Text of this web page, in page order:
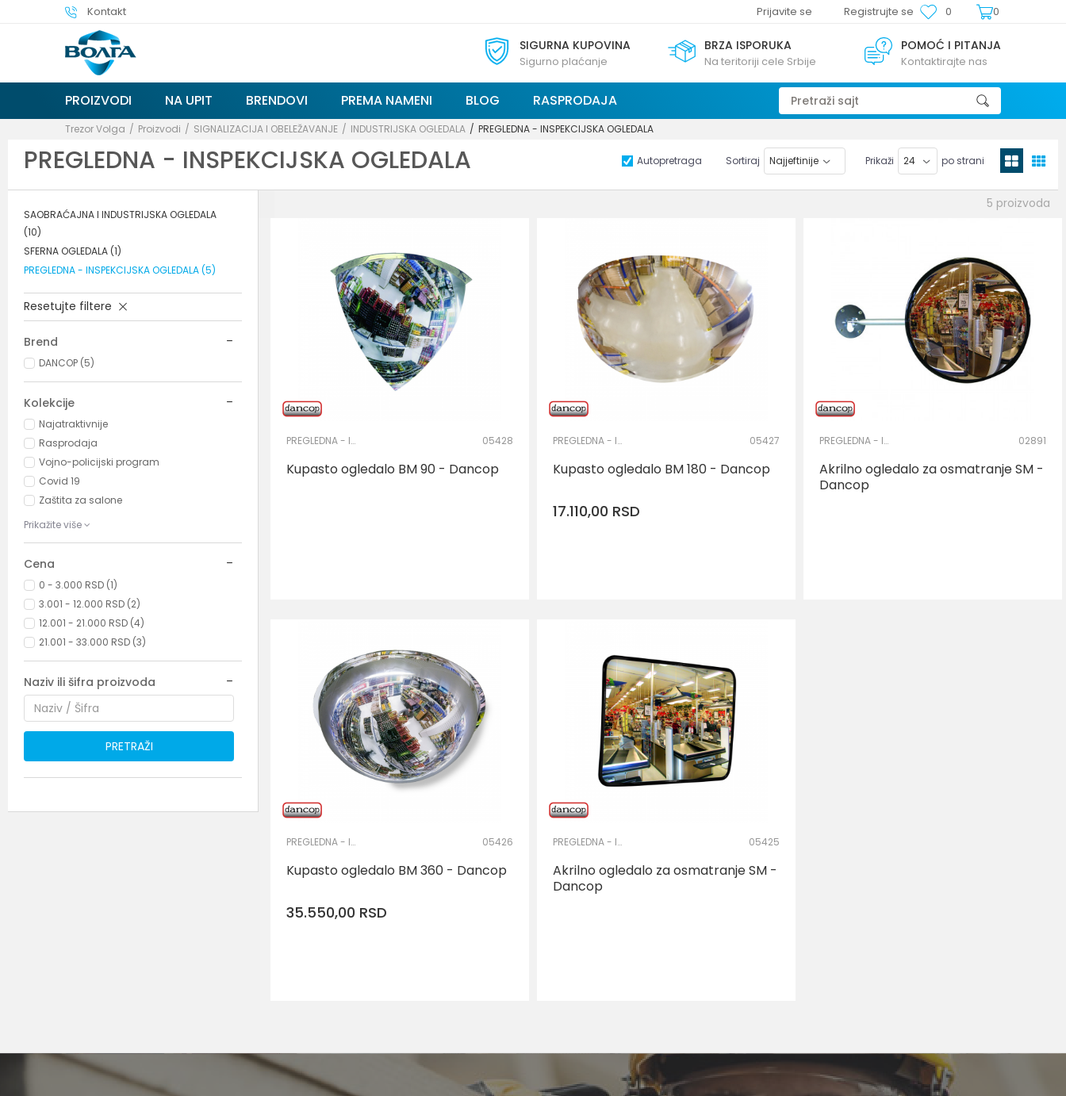
Kontakt 0
0
Prijavite se Registrujte se
SIGURNA KUPOVINA
Sigurno plaćanje
BRZA ISPORUKA
Na teritoriji cele Srbije
POMOĆ I PITANJA
Kontaktirajte nas
PROIZVODI NA UPIT BRENDOVI PREMA NAMENI BLOG RASPRODAJA Pretraži sajt
Trezor Volga Proizvodi SIGNALIZACIJA I OBELEŽAVANJE INDUSTRIJSKA OGLEDALA PREGLEDNA - INSPEKCIJSKA OGLEDALA
PREGLEDNA - INSPEKCIJSKA OGLEDALA Autopretraga Sortiraj Prikaži po strani
SAOBRAĆAJNA I INDUSTRIJSKA OGLEDALA
(10)
SFERNA OGLEDALA (1)
PREGLEDNA - INSPEKCIJSKA OGLEDALA(5)
Resetujte filtere
Brend
DANCOP (5)
Kolekcije
Najatraktivnije
Rasprodaja
Vojno-policijski program
Covid 19
Zaštita za salone
Prikažite više
Cena
0 - 3.000 RSD (1)
3.001 - 12.000 RSD (2)
12.001 - 21.000 RSD (4)
21.001 - 33.000 RSD (3)
Naziv ili šifra proizvoda
PRETRAŽI
5 proizvoda
PREGLEDNA - INSPEKCIJSKA OGLEDALA 05428
Kupasto ogledalo BM 90 - Dancop
PREGLEDNA - INSPEKCIJSKA OGLEDALA 05427
Kupasto ogledalo BM 180 - Dancop
17.110,00 RSD
PREGLEDNA - INSPEKCIJSKA OGLEDALA 02891
Akrilno ogledalo za osmatranje SM -
Dancop
PREGLEDNA - INSPEKCIJSKA OGLEDALA 05426
Kupasto ogledalo BM 360 - Dancop
35.550,00 RSD
PREGLEDNA - INSPEKCIJSKA OGLEDALA 05425
Akrilno ogledalo za osmatranje SM -
Dancop